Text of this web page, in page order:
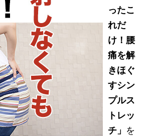
ったこ
れだ
け！腰
痛を解
きほぐ
すシン
プルス
トレッ
チ」 を